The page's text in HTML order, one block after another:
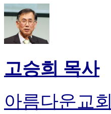
고승희 목사
아름다운교회